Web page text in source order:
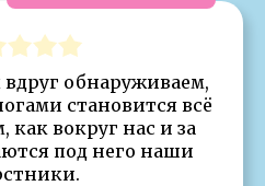
обнаруживаем,
становится всё
вокруг нас и за
под него наши